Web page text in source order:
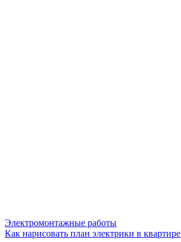
Электромонтажные работы
Как нарисовать план электрики в квартире